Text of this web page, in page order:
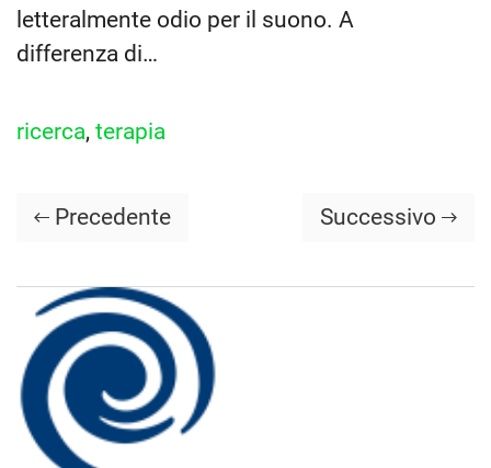
letteralmente odio per il suono. A
differenza di…
ricerca, terapia
Precedente Successivo